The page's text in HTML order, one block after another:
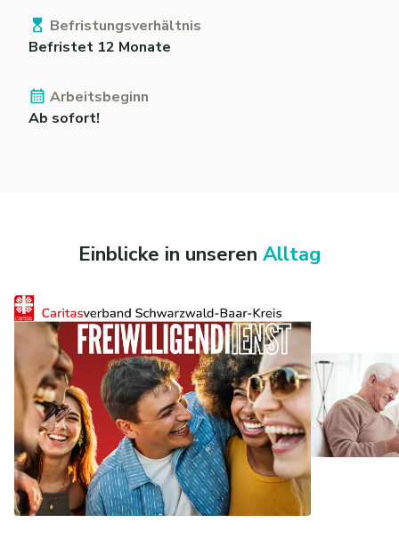
Befristungsverhältnis
Befristet 12 Monate
Arbeitsbeginn
Ab sofort!
Einblicke in unseren Alltag